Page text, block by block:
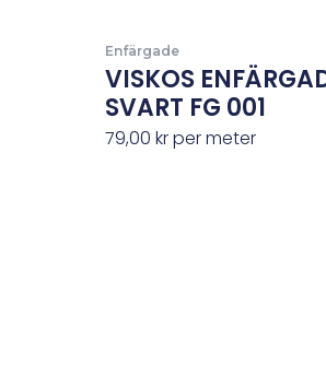
Enfärgade
VISKOS
SVART FG 001
79,00 krper meter